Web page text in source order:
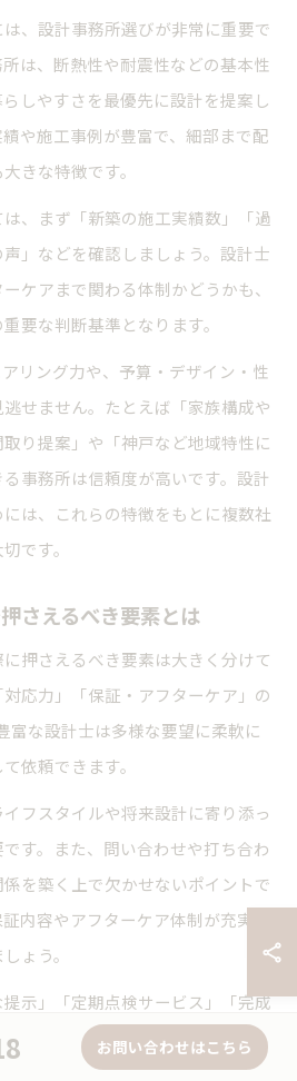
、設計事務所選びが非常に重要で
は、断熱性や耐震性などの基本性
しやすさを最優先に設計を提案し
や施工事例が豊富で、細部まで配
きな特徴です。
、まず「新築の施工実績数」「過
」などを確認しましょう。設計士
ケアまで関わる体制かどうかも、
要な判断基準となります。
リング力や、予算・デザイン・性
せません。たとえば「家族構成や
り提案」や「神戸など地域特性に
事務所は信頼度が高いです。設計
は、これらの特徴をもとに複数社
です。
さえるべき要素とは
押さえるべき要素は大きく分けて
対応力」「保証・アフターケア」の
富な設計士は多様な要望に柔軟に
依頼できます。
フスタイルや将来設計に寄り添っ
す。また、問い合わせや打ち合わ
を築く上で欠かせないポイントで
内容やアフターケア体制が充実し
ょう。
示」「定期点検サービス」「完成
ど、長く安心して暮らすための体制
しましょう。初心者の方は、事前
お問い合わせはこちら